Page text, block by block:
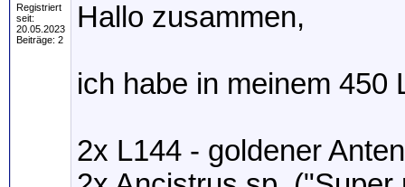
Registriert
seit:
20.05.2023
Beiträge: 2
Hallo zusammen,
ich habe in meinem 450
2x L144 - goldener